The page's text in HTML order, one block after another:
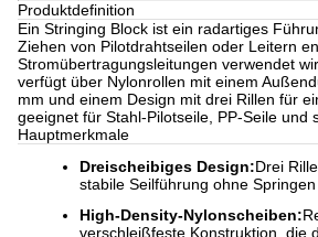
Produktdefinition
Ein Stringing Block ist ein radartiges
Ziehen von Pilotdrahtseilen oder Leitern
Stromübertragungsleitungen verwendet
verfügt über Nylonrollen mit einem
mm und einem Design mit drei Rillen für
geeignet für Stahl-Pilotseile, PP-Seile und
Hauptmerkmale
Dreischeibiges Design:Drei
stabile Seilführung ohne
High-Density-Nylonscheiben:
verschleißfeste Konstruktion, die